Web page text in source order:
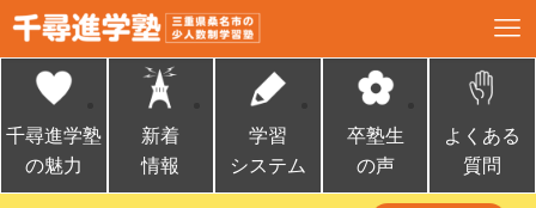
千尋進学塾
の魅力
新着
情報
学習
システム
卒塾生
の声
よくある
質問